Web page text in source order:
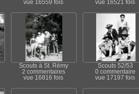
vue 16559 fois
vue 16521 fois
Scouts à St. Rémy
2 commentaires
vue 16816 fois
Scouts 52/53
0 commentaire
vue 17197 fois